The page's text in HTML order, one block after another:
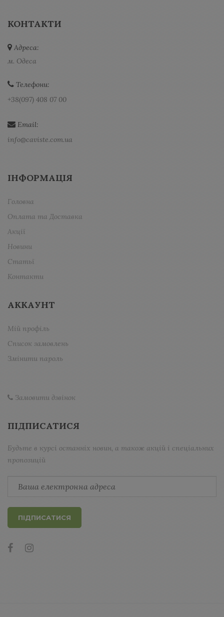
КОНТАКТИ
Адреса:
м. Одеса
Телефони:
+38(097) 408 07 00
Email:
info@caviste.com.ua
ІНФОРМАЦІЯ
Головна
Оплата та Доставка
Акції
Новини
Статьї
Контакти
АККАУНТ
Мій профіль
Список замовлень
Змінити пароль
Замовити дзвінок
ПІДПИСАТИСЯ
Будьте в курсі останніх новин, а також акцій і спеціальних
пропозицій
ПІДПИСАТИСЯ